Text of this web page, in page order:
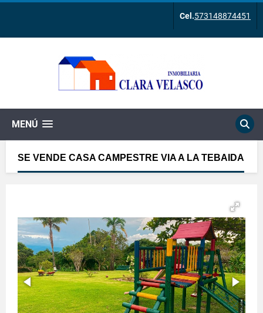
Cel.573148874451
MENÚ
SE VENDE CASA CAMPESTRE VIA A LA TEBAIDA